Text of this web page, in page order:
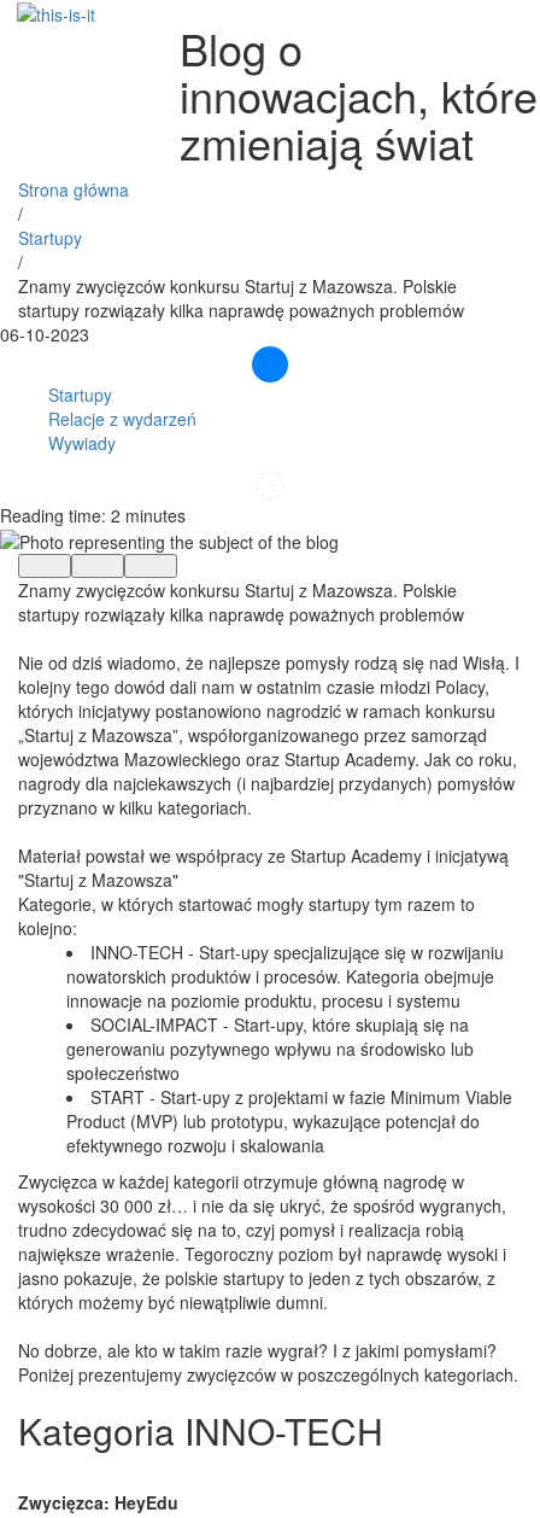
Blog o
innowacjach, które
zmieniają świat
Strona główna
/
Startupy
/
Znamy zwycięzców konkursu Startuj z Mazowsza. Polskie
startupy rozwiązały kilka naprawdę poważnych problemów
06-10-2023
Startupy
Relacje z wydarzeń
Wywiady
Reading time: 2 minutes
Znamy zwycięzców konkursu Startuj z Mazowsza. Polskie
startupy rozwiązały kilka naprawdę poważnych problemów
Nie od dziś wiadomo, że najlepsze pomysły rodzą się nad Wisłą. I
kolejny tego dowód dali nam w ostatnim czasie młodzi Polacy,
których inicjatywy postanowiono nagrodzić w ramach konkursu
„Startuj z Mazowsza”, współorganizowanego przez samorząd
województwa Mazowieckiego oraz Startup Academy. Jak co roku,
nagrody dla najciekawszych (i najbardziej przydanych) pomysłów
przyznano w kilku kategoriach.
Materiał powstał we współpracy ze Startup Academy i inicjatywą
"Startuj z Mazowsza"
Kategorie, w których startować mogły startupy tym razem to
kolejno:
INNO-TECH - Start-upy specjalizujące się w rozwijaniu
nowatorskich produktów i procesów. Kategoria obejmuje
innowacje na poziomie produktu, procesu i systemu
SOCIAL-IMPACT - Start-upy, które skupiają się na
generowaniu pozytywnego wpływu na środowisko lub
społeczeństwo
START - Start-upy z projektami w fazie Minimum Viable
Product (MVP) lub prototypu, wykazujące potencjał do
efektywnego rozwoju i skalowania
Zwycięzca w każdej kategorii otrzymuje główną nagrodę w
wysokości 30 000 zł… i nie da się ukryć, że spośród wygranych,
trudno zdecydować się na to, czyj pomysł i realizacja robią
największe wrażenie. Tegoroczny poziom był naprawdę wysoki i
jasno pokazuje, że polskie startupy to jeden z tych obszarów, z
których możemy być niewątpliwie dumni.
No dobrze, ale kto w takim razie wygrał? I z jakimi pomysłami?
Poniżej prezentujemy zwycięzców w poszczególnych kategoriach.
Kategoria INNO-TECH
Zwycięzca: HeyEdu